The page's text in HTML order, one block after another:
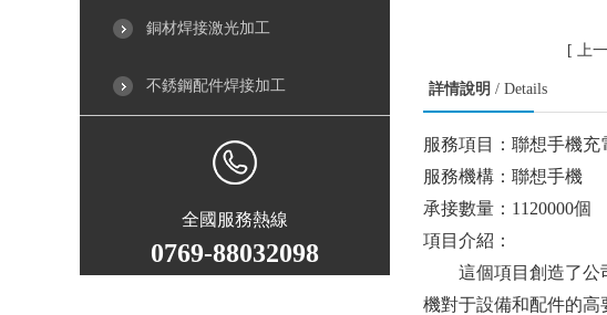
銅材焊接激光加工
不銹鋼配件焊接加工
全國服務熱線
0769-88032098
[ 上
詳情說明 / Details
服務項目：聯想手機
服務機構：聯想手機
承接數量：1120000個
項目介紹：
這個項目創造了公司
機對于設備和配件的高